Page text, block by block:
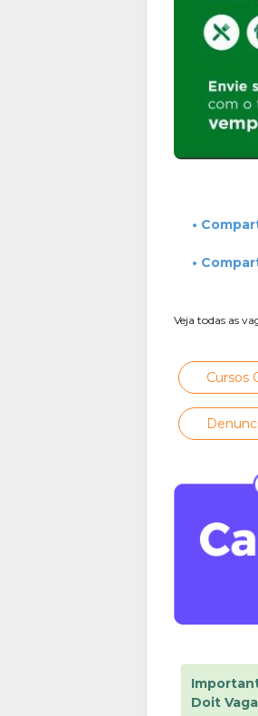
•
•
Veja todas as
Cursos
Doit